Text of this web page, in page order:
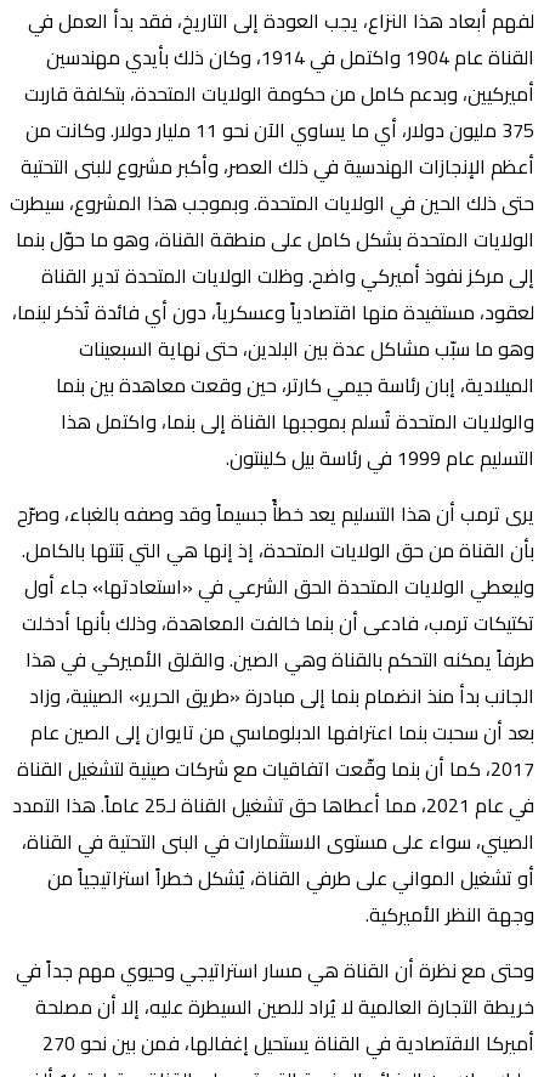
لفهم أبعاد هذا النزاع، يجب العودة إلى التاريخ، فقد بدأ العمل في
القناة عام 1904 واكتمل في 1914، وكان ذلك بأيدي مهندسين
أميركيين، وبدعم كامل من حكومة الولايات المتحدة، بتكلفة قاربت
375 مليون دولار، أي ما يساوي الآن نحو 11 مليار دولار. وكانت من
أعظم الإنجازات الهندسية في ذلك العصر، وأكبر مشروع للبنى التحتية
حتى ذلك الحين في الولايات المتحدة. وبموجب هذا المشروع، سيطرت
الولايات المتحدة بشكل كامل على منطقة القناة، وهو ما حوّل بنما
إلى مركز نفوذ أميركي واضح. وظلت الولايات المتحدة تدير القناة
لعقود، مستفيدة منها اقتصادياً وعسكرياً، دون أي فائدة تُذكر لبنما،
وهو ما سبّب مشاكل عدة بين البلدين، حتى نهاية السبعينات
الميلادية، إبان رئاسة جيمي كارتر، حين وقعت معاهدة بين بنما
والولايات المتحدة تُسلم بموجبها القناة إلى بنما، واكتمل هذا
التسليم عام 1999 في رئاسة بيل كلينتون.
يرى ترمب أن هذا التسليم يعد خطأً جسيماً وقد وصفه بالغباء، وصرّح
بأن القناة من حق الولايات المتحدة، إذ إنها هي التي بَنتها بالكامل.
وليعطي الولايات المتحدة الحق الشرعي في «استعادتها» جاء أول
تكتيكات ترمب، فادعى أن بنما خالفت المعاهدة، وذلك بأنها أدخلت
طرفاً يمكنه التحكم بالقناة وهي الصين. والقلق الأميركي في هذا
الجانب بدأ منذ انضمام بنما إلى مبادرة «طريق الحرير» الصينية، وزاد
بعد أن سحبت بنما اعترافها الدبلوماسي من تايوان إلى الصين عام
2017، كما أن بنما وقّعت اتفاقيات مع شركات صينية لتشغيل القناة
في عام 2021، مما أعطاها حق تشغيل القناة لـ25 عاماً. هذا التمدد
الصيني، سواء على مستوى الاستثمارات في البنى التحتية في القناة،
أو تشغيل المواني على طرفي القناة، يُشكل خطراً استراتيجياً من
وجهة النظر الأميركية.
وحتى مع نظرة أن القناة هي مسار استراتيجي وحيوي مهم جداً في
خريطة التجارة العالمية لا يُراد للصين السيطرة عليه، إلا أن مصلحة
أميركا الاقتصادية في القناة يستحيل إغفالها، فمن بين نحو 270